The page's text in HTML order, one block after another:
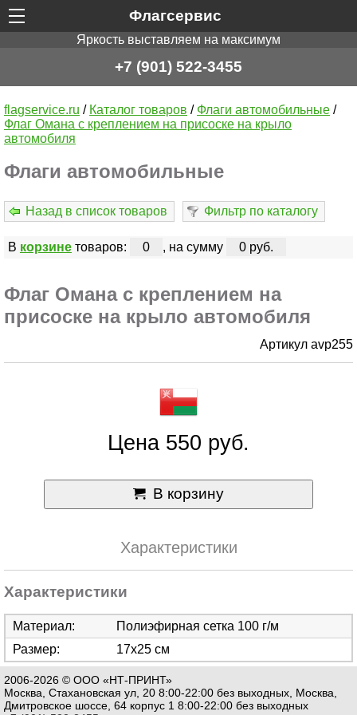
Флагсервис
Яркость выставляем на максимум
+7 (901) 522-3455
flagservice.ru / Каталог товаров / Флаги автомобильные /
Флаг Омана с креплением на присоске на крыло
автомобиля
Флаги автомобильные
Назад в список товаров Фильтр по каталогу
В корзинетоваров: 0 , на сумму 0 руб.
Флаг Омана с креплением на
присоске на крыло автомобиля
Артикул avp255
Цена 550 руб.
В корзину
Характеристики
Характеристики
Материал:
Полиэфирная сетка 100 г/м
Размер:
17х25 см
2006-2026 © ООО «НТ-ПРИНТ»
Москва, Стахановская ул, 20 8:00-22:00 без выходных, Москва,
Дмитровское шоссе, 64 корпус 1 8:00-22:00 без выходных